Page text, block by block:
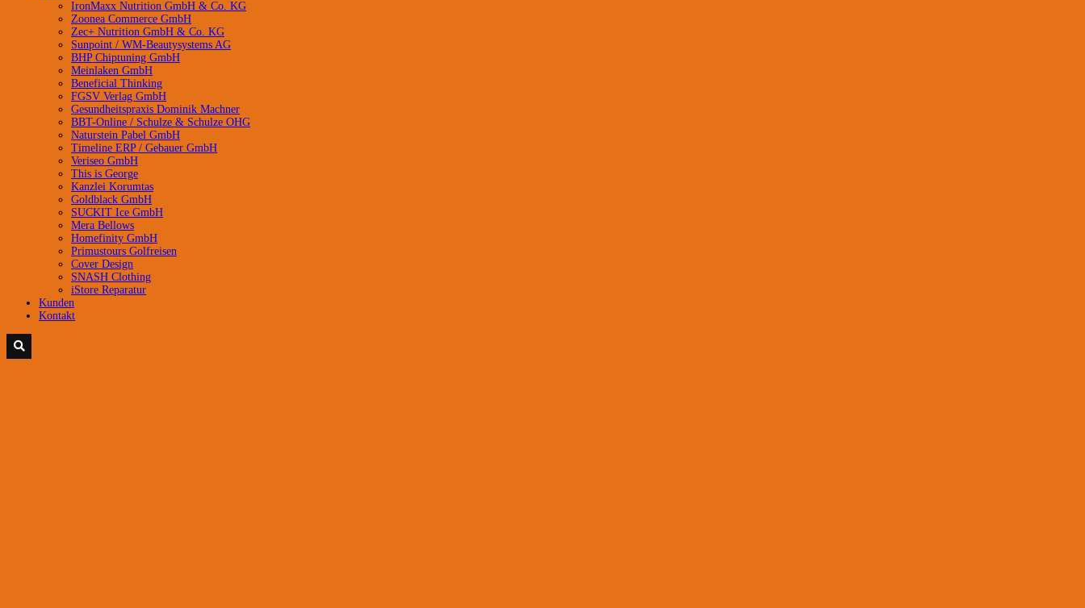
IronMaxx Nutrition GmbH & Co. KG
Zoonea Commerce GmbH
Zec+ Nutrition GmbH & Co. KG
Sunpoint / WM-Beautysystems AG
BHP Chiptuning GmbH
Meinlaken GmbH
Beneficial Thinking
FGSV Verlag GmbH
Gesundheitspraxis Dominik Machner
BBT-Online / Schulze & Schulze OHG
Naturstein Pabel GmbH
Timeline ERP / Gebauer GmbH
Veriseo GmbH
This is George
Kanzlei Korumtas
Goldblack GmbH
SUCKIT Ice GmbH
Mera Bellows
Homefinity GmbH
Primustours Golfreisen
Cover Design
SNASH Clothing
iStore Reparatur
Kunden
Kontakt